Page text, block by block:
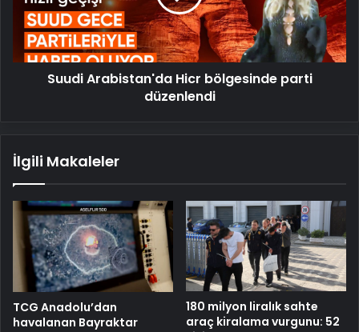
düzenlendi
Suudi Arabistan'da Hicr bölgesinde parti
düzenlendi
İlgili Makaleler
TCG Anadolu’dan
havalanan Bayraktar
180 milyon liralık sahte
araç kiralama vurgunu: 52